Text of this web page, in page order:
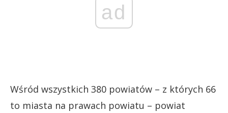
ad
Wśród wszystkich 380 powiatów – z których 66
to miasta na prawach powiatu – powiat